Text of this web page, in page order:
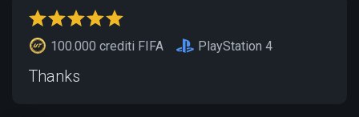
100.000 crediti FIFA PlayStation 4
Thanks